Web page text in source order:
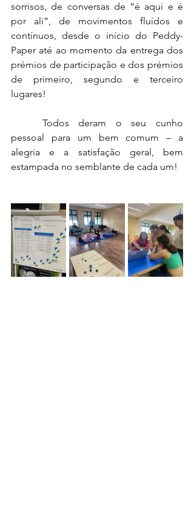
sorrisos, de conversas de “é aqui e é
por ali”, de movimentos fluídos e
contínuos, desde o início do Peddy-
Paper até ao momento da entrega dos
prémios de participação e dos prémios
de primeiro, segundo e terceiro
lugares!
pessoal para um bem comum – a
alegria e a satisfação geral, bem
estampada no semblante de cada um!